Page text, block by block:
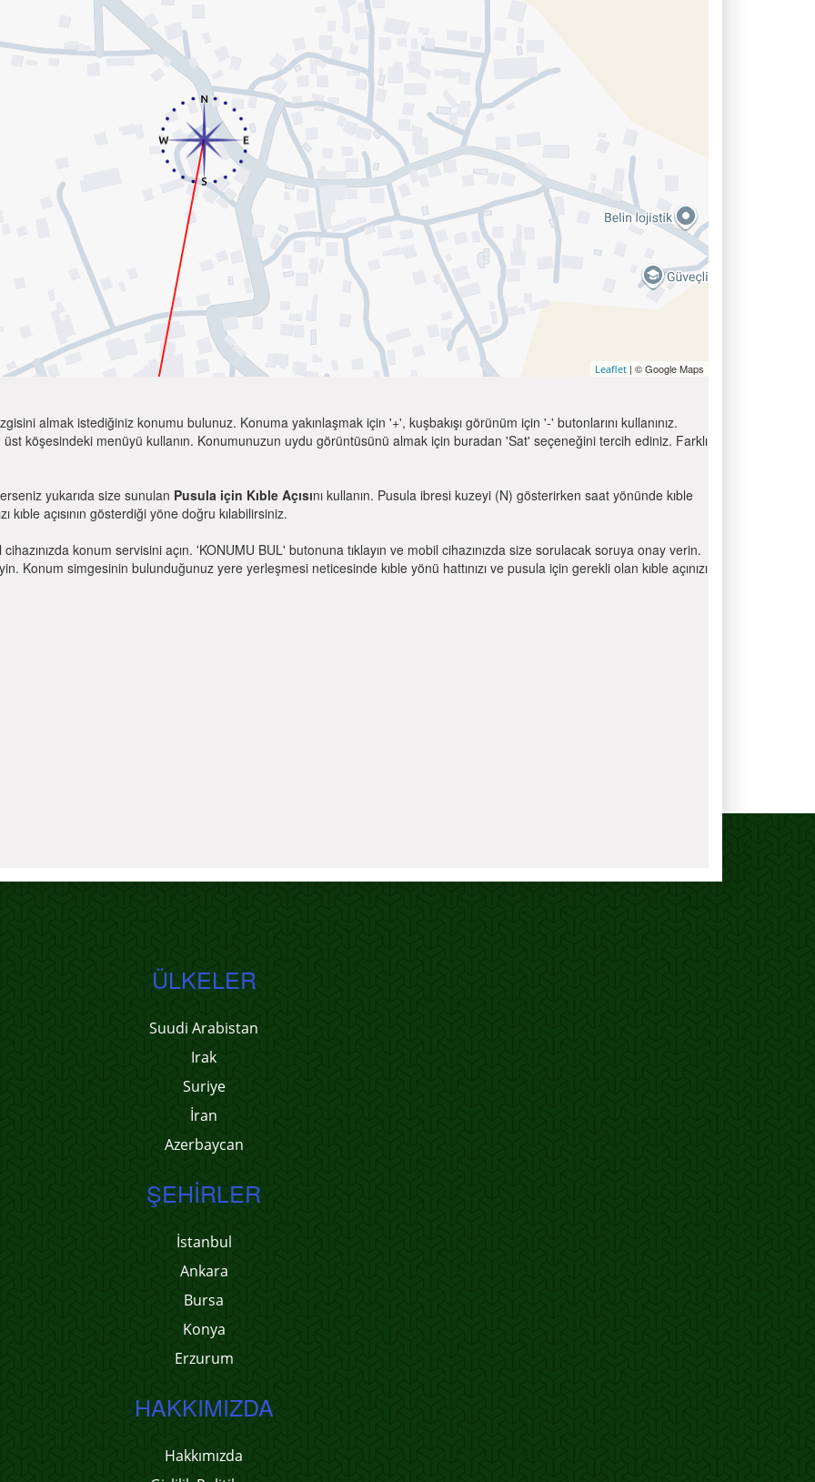
Leaflet | © Google Maps
almak istediğiniz konumu bulunuz. Konuma yakınlaşmak için '+', kuşbakışı görünüm için '-' butonlarını kullanınız.
köşesindeki menüyü kullanın. Konumunuzun uydu görüntüsünü almak için buradan 'Sat' seçeneğini tercih ediniz. Farklı
yukarıda size sunulan Pusula için Kıble Açısını kullanın. Pusula ibresi kuzeyi (N) gösterirken saat yönünde kıble
kıble açısının gösterdiği yöne doğru kılabilirsiniz.
konum servisini açın. 'KONUMU BUL' butonuna tıklayın ve mobil cihazınızda size sorulacak soruya onay verin.
Konum simgesinin bulunduğunuz yere yerleşmesi neticesinde kıble yönü hattınızı ve pusula için gerekli olan kıble açınızı
ÜLKELER
Suudi Arabistan
Irak
Suriye
İran
Azerbaycan
ŞEHIRLER
İstanbul
Ankara
Bursa
Konya
Erzurum
HAKKIMIZDA
Hakkımızda